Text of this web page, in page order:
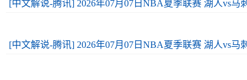
[中文解说-腾讯] 2026年07月07日NBA夏季联赛 湖人vs马
[中文解说-腾讯] 2026年07月07日NBA夏季联赛 湖人vs马